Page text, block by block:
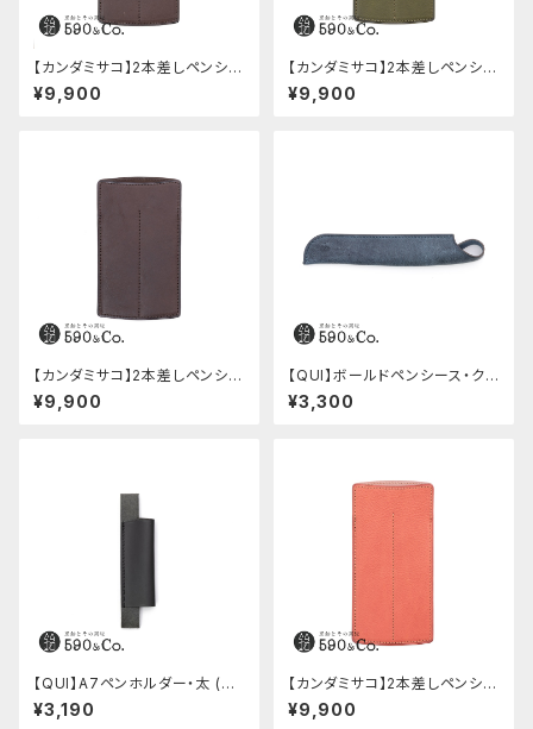
【カンダミサコ】2本差しペンシー
ス・ミネルバボックス (カスター
ニョ)
¥9,900
【カンダミサコ】2本差しペンシー
ス・ミネルバボックス (オリーバ)
¥9,900
【カンダミサコ】2本差しペンシー
ス・ショート用 ミネルバボックス
(カスターニョ)
¥9,900
【QUI】ボールドペンシース・ク
ードゥー (ブルー)
¥3,300
【QUI】A7ペンホルダー・太 (ブ
ラック)
¥3,190
【カンダミサコ】2本差しペンシー
ス・ミネルバボックス (ローズア
ンティコ)
¥9,900